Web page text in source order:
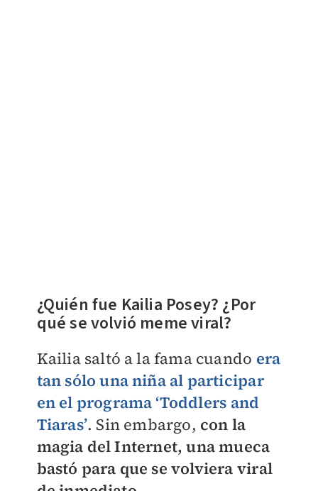
¿Quién fue Kailia Posey? ¿Por
qué se volvió meme viral?
Kailia saltó a la fama cuando era
tan sólo una niña al participar
en el programa ‘Toddlers and
Tiaras’. Sin embargo, con la
magia del Internet, una mueca
bastó para que se volviera viral